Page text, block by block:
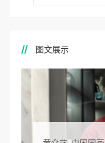
图文展示